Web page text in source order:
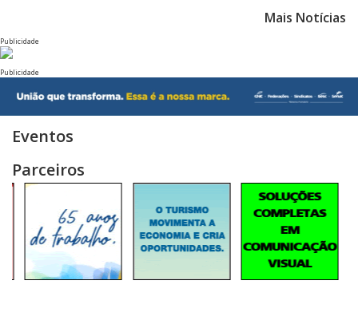
Mais Notícias
Publicidade
Publicidade
Eventos
Parceiros